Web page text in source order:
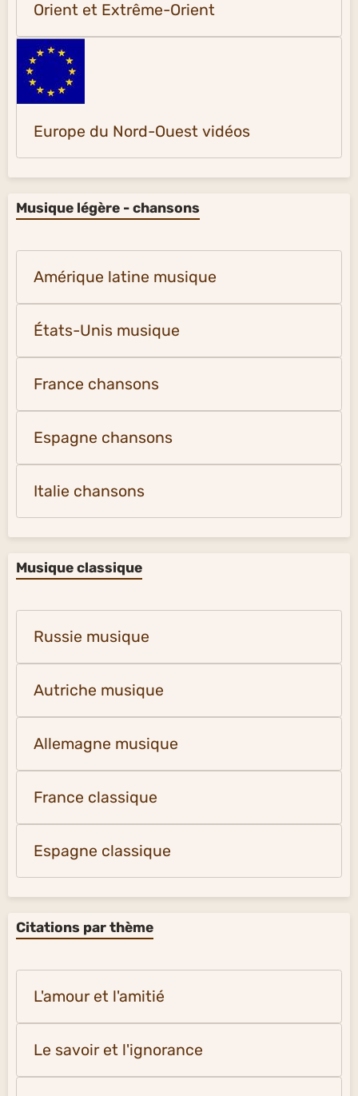
Orient et Extrême-Orient
Europe du Nord-Ouest vidéos
Musique légère - chansons
Amérique latine musique
États-Unis musique
France chansons
Espagne chansons
Italie chansons
Musique classique
Russie musique
Autriche musique
Allemagne musique
France classique
Espagne classique
Citations par thème
L'amour et l'amitié
Le savoir et l'ignorance